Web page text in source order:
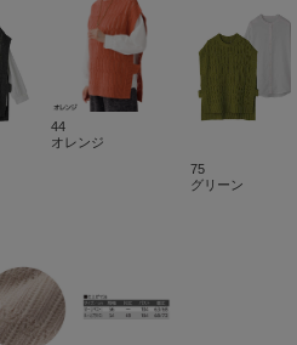
44
オレンジ
75
グリーン